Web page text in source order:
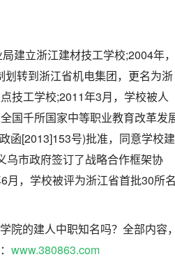
建立浙江建材技工学校;2004年，
转到浙江省机电集团，更名为浙
技工学校;2011年3月，学校被人
国千所国家中等职业教育改革发
函[2013]153号)批准，同意学校建
乌市政府签订了战略合作框架协
月，学校被评为浙江省首批30所名
院的建人中职知名吗？全部内容，
www.380863.com